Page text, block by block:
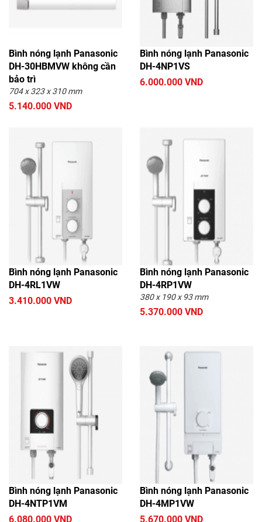
Bình nóng lạnh Panasonic
DH-30HBMVW không cần
bảo trì
704 x 323 x 310 mm
5.140.000 VND
Bình nóng lạnh Panasonic
DH-4NP1VS
6.000.000 VND
Bình nóng lạnh Panasonic
DH-4RL1VW
3.410.000 VND
Bình nóng lạnh Panasonic
DH-4RP1VW
380 x 190 x 93 mm
5.370.000 VND
Bình nóng lạnh Panasonic
DH-4NTP1VM
6.080.000 VND
Bình nóng lạnh Panasonic
DH-4MP1VW
5.670.000 VND